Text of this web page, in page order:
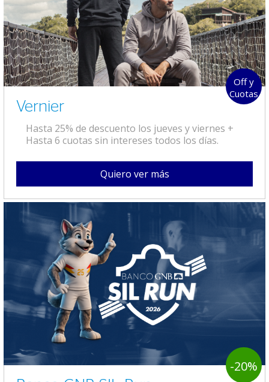
Off y
Cuotas
Vernier
Hasta 25% de descuento los jueves y viernes +
Hasta 6 cuotas sin intereses todos los días.
Quiero ver más
-20%